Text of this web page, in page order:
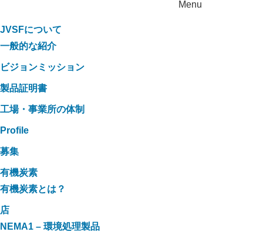
Menu
JVSFについて
一般的な紹介
ビジョンミッション
製品証明書
工場・事業所の体制
Profile
募集
有機炭素
有機炭素とは？
店
NEMA1 – 環境処理製品